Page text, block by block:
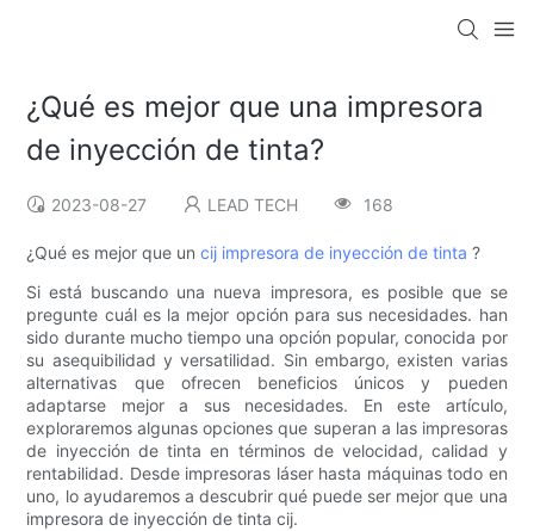
¿Qué es mejor que una impresora
de inyección de tinta?
2023-08-27 LEAD TECH 168
¿Qué es mejor que uncij impresora de inyección de tinta?
Si está buscando una nueva impresora, es posible que se
pregunte cuál es la mejor opción para sus necesidades. han
sido durante mucho tiempo una opción popular, conocida por
su asequibilidad y versatilidad. Sin embargo, existen varias
alternativas que ofrecen beneficios únicos y pueden
adaptarse mejor a sus necesidades. En este artículo,
exploraremos algunas opciones que superan a las impresoras
de inyección de tinta en términos de velocidad, calidad y
rentabilidad. Desde impresoras láser hasta máquinas todo en
uno, lo ayudaremos a descubrir qué puede ser mejor que una
impresora de inyección de tinta cij.